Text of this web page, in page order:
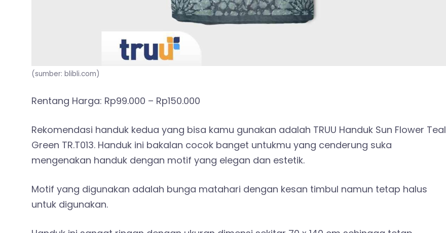
(sumber: blibli.com)
Rentang Harga: Rp99.000 – Rp150.000
Rekomendasi handuk kedua yang bisa kamu gunakan adalah TRUU Handuk Sun Flower Teal
Green TR.T013. Handuk ini bakalan cocok banget untukmu yang cenderung suka
mengenakan handuk dengan motif yang elegan dan estetik.
Motif yang digunakan adalah bunga matahari dengan kesan timbul namun tetap halus
untuk digunakan.